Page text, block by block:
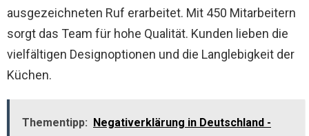
ausgezeichneten Ruf erarbeitet. Mit 450 Mitarbeitern
sorgt das Team für hohe Qualität. Kunden lieben die
vielfältigen Designoptionen und die Langlebigkeit der
Küchen.
Thementipp: Negativerklärung in Deutschland -